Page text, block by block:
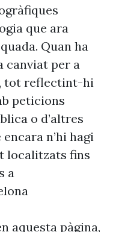
que ara
Quan ha
canviat per a
tot reflectint-hi
peticions
o d’altres
n’hi hagi
localitzats fins
a
aquesta pàgina,